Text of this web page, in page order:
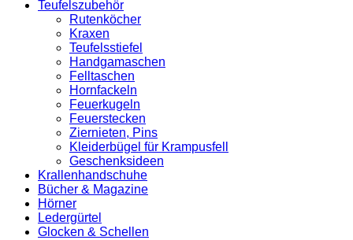
Teufelszubehör
Rutenköcher
Kraxen
Teufelsstiefel
Handgamaschen
Felltaschen
Hornfackeln
Feuerkugeln
Feuerstecken
Ziernieten, Pins
Kleiderbügel für Krampusfell
Geschenksideen
Krallenhandschuhe
Bücher & Magazine
Hörner
Ledergürtel
Glocken & Schellen